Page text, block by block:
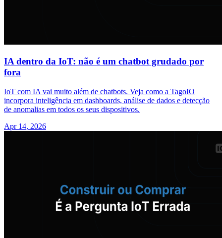
IA dentro da IoT: não é um chatbot grudado por
fora
IoT com IA vai muito além de chatbots. Veja como a TagoIO
incorpora inteligência em dashboards, análise de dados e detecção
de anomalias em todos os seus dispositivos.
Apr 14, 2026